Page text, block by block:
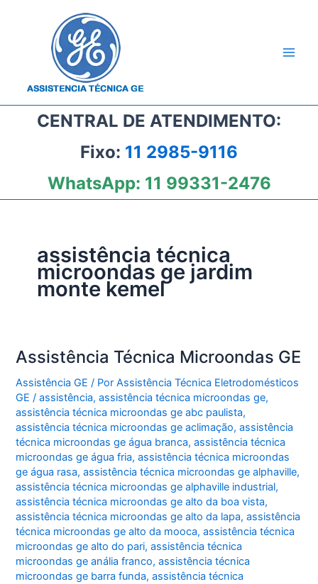
CENTRAL DE ATENDIMENTO:
Fixo: 11 2985-9116
WhatsApp: 11 99331-2476
assistência técnica
microondas ge jardim
monte kemel
Assistência Técnica Microondas GE
Assistência GE / PorAssistência Técnica Eletrodomésticos
GE/assistência,assistência técnica microondas ge,
assistência técnica microondas ge abc paulista,
assistência técnica microondas ge aclimação,assistência
técnica microondas ge água branca,assistência técnica
microondas ge água fria,assistência técnica microondas
ge água rasa,assistência técnica microondas ge alphaville,
assistência técnica microondas ge alphaville industrial,
assistência técnica microondas ge alto da boa vista,
assistência técnica microondas ge alto da lapa,assistência
técnica microondas ge alto da mooca,assistência técnica
microondas ge alto do pari,assistência técnica
microondas ge anália franco,assistência técnica
microondas ge barra funda,assistência técnica